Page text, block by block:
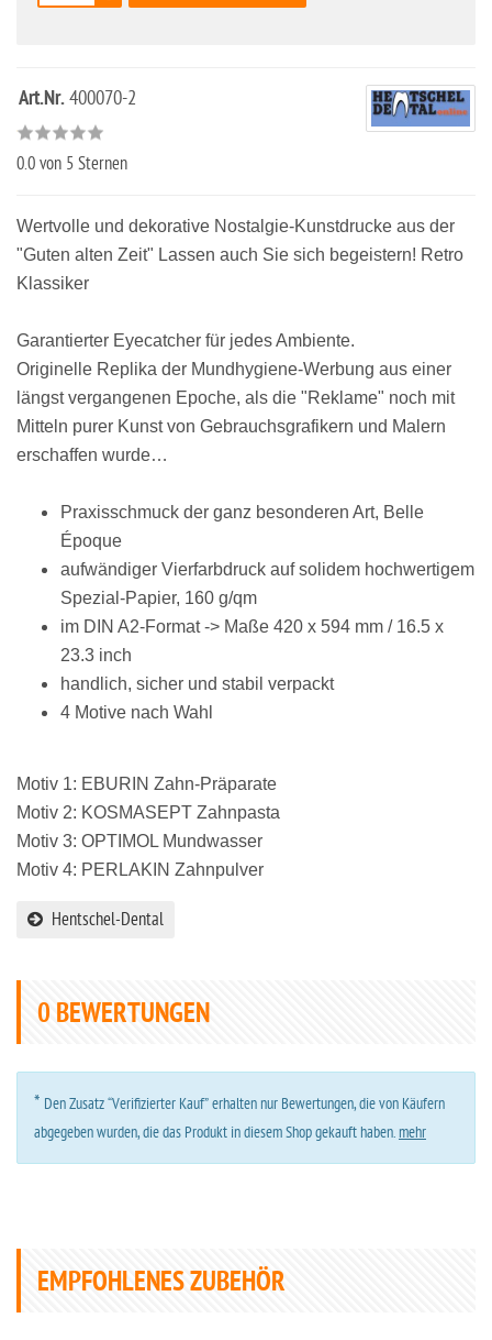
Art.Nr.400070-2
0.0 von 5 Sternen
Wertvolle und dekorative Nostalgie-Kunstdrucke aus der
"Guten alten Zeit" Lassen auch Sie sich begeistern! Retro
Klassiker
Garantierter Eyecatcher für jedes Ambiente.
Ori­ginelle Replika der Mundhygiene-Werbung aus einer
längst vergangenen Epoche, als die "Reklame" noch mit
Mitteln purer Kunst von Gebrauchsgrafikern und Malern
erschaffen wurde…
Praxisschmuck der ganz besonderen Art, Belle
Époque
aufwändiger Vierfarbdruck auf solidem hochwertigem
Spezial-Papier, 160 g/qm
im DIN A2-Format -> Maße 420 x 594 mm / 16.5 x
23.3 inch
handlich, sicher und stabil verpackt
4 Motive nach Wahl
Motiv 1: EBURIN Zahn-Präparate
Motiv 2: KOSMASEPT Zahnpasta
Motiv 3: OPTIMOL Mundwasser
Motiv 4: PERLAKIN Zahnpulver
Hentschel-Dental
0 BEWERTUNGEN
* Den Zusatz “Verifizierter Kauf” erhalten nur Bewertungen, die von Käufern
abgegeben wurden, die das Produkt in diesem Shop gekauft haben.mehr
EMPFOHLENES ZUBEHÖR